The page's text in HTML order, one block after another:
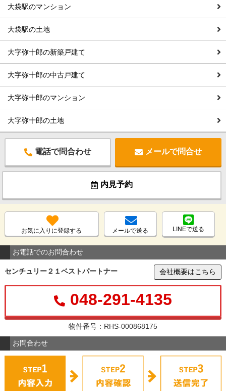
大袋駅のマンション
大袋駅の土地
大字弥十郎の新築戸建て
大字弥十郎の中古戸建て
大字弥十郎のマンション
大字弥十郎の土地
電話で問合わせ メールで問合せ
内見予約
お気に入りに登録する メールで送る LINEで送る
お電話でのお問合わせ
センチュリー２１ベストパートナー 会社概要はこちら
048-291-4135
物件番号：RHS-000868175
お問合わせ